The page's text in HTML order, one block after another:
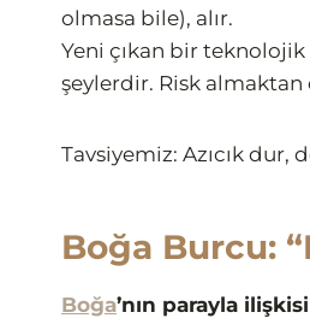
olmasa bile), alır.
Yeni çıkan bir
şeylerdir. Risk almaktan
Tavsiyemiz: Azıcık
Boğa Burcu:
Boğa’nın parayla